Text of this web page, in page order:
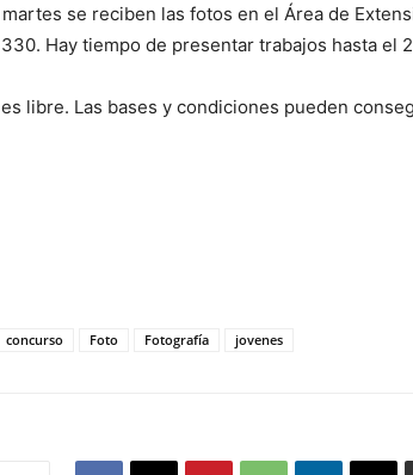
se reciben las fotos en el Área de
Hay tiempo de presentar trabajos hasta el
libre. Las bases y condiciones pueden
concurso Foto Fotografía jovenes